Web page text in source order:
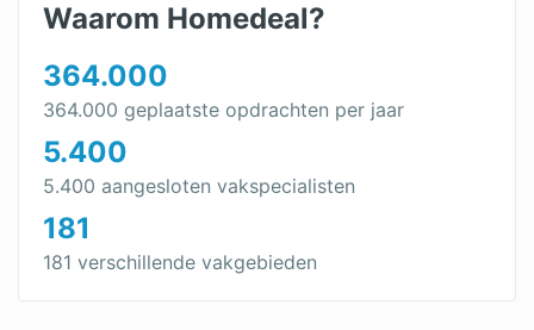
Waarom Homedeal?
364.000
364.000 geplaatste opdrachten per jaar
5.400
5.400 aangesloten vakspecialisten
181
181 verschillende vakgebieden